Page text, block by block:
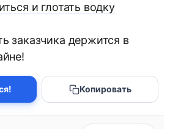
и глотать водку
заказчика держится в
Копировать